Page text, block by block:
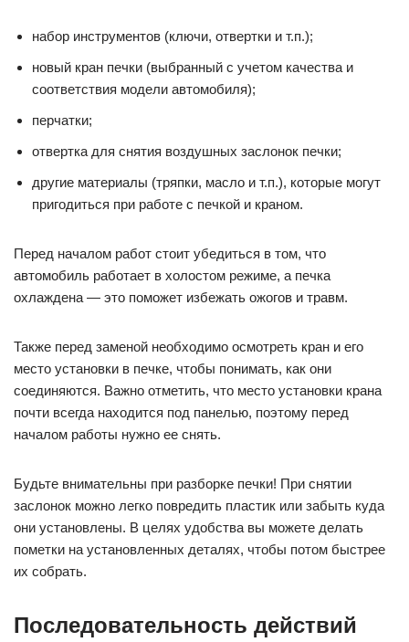
набор инструментов (ключи, отвертки и т.п.);
новый кран печки (выбранный с учетом качества и
соответствия модели автомобиля);
перчатки;
отвертка для снятия воздушных заслонок печки;
другие материалы (тряпки, масло и т.п.), которые могут
пригодиться при работе с печкой и краном.
Перед началом работ стоит убедиться в том, что
автомобиль работает в холостом режиме, а печка
охлаждена — это поможет избежать ожогов и травм.
Также перед заменой необходимо осмотреть кран и его
место установки в печке, чтобы понимать, как они
соединяются. Важно отметить, что место установки крана
почти всегда находится под панелью, поэтому перед
началом работы нужно ее снять.
Будьте внимательны при разборке печки! При снятии
заслонок можно легко повредить пластик или забыть куда
они установлены. В целях удобства вы можете делать
пометки на установленных деталях, чтобы потом быстрее
их собрать.
Последовательность действий